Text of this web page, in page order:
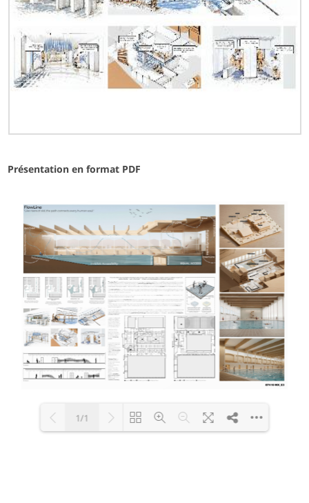
Présentation en format PDF
1/1